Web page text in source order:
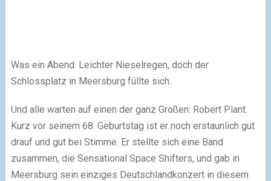
Was ein Abend. Leichter Nieselregen, doch der
Schlossplatz in Meersburg füllte sich.
Und alle warten auf einen der ganz Großen: Robert Plant.
Kurz vor seinem 68. Geburtstag ist er noch erstaunlich gut
drauf und gut bei Stimme. Er stellte sich eine Band
zusammen, die Sensational Space Shifters, und gab in
Meersburg sein einziges Deutschlandkonzert in diesem